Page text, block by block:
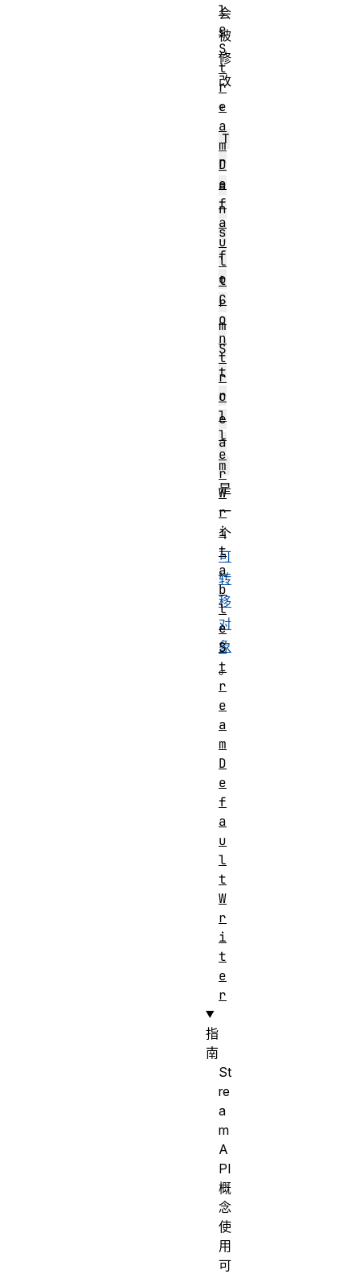
会
被
修
改
。
T
r
a
n
s
f
o
r
m
S
t
r
e
a
m
是
一
个
可
转
移
对
象
。
l
e
S
t
r
e
a
m
D
e
f
a
u
l
t
C
o
n
t
r
o
l
l
e
r
W
r
i
t
a
b
l
e
S
t
r
e
a
m
D
e
f
a
u
l
t
W
r
i
t
e
r
指
南
St
re
a
m
A
PI
概
念
使
用
可